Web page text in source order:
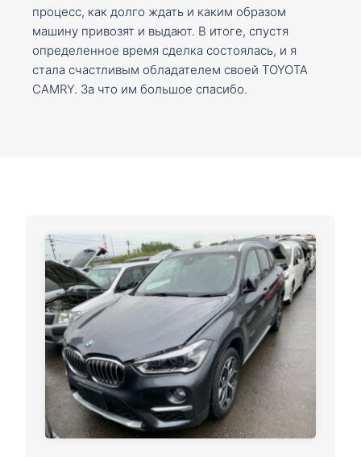
процесс, как долго ждать и каким образом
машину привозят и выдают. В итоге, спустя
определенное время сделка состоялась, и я
стала счастливым обладателем своей TOYOTA
CAMRY. За что им большое спасибо.